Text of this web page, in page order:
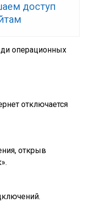
доступ
операционных
отключается
открыв